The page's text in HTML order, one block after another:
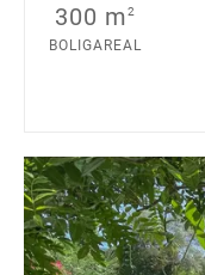
300 m2
BOLIGAREAL